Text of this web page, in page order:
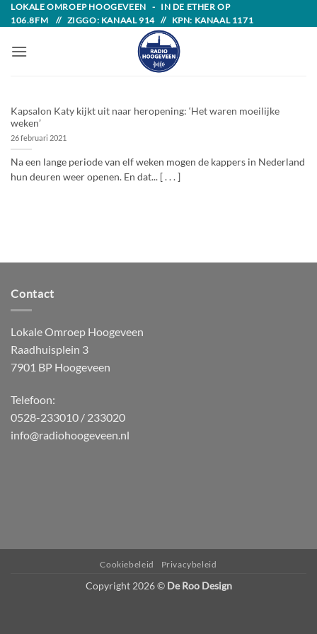
Skip
to
content
LOKALE OMROEP HOOGEVEEN - IN DE ETHER OP
106.8FM // ZIGGO: KANAAL 914 // KPN: KANAAL 1171
Kapsalon Katy kijkt uit naar heropening: ‘Het waren moeilijke
weken’
26 februari 2021
Na een lange periode van elf weken mogen de kappers in Nederland
hun deuren weer openen. En dat... [ . . . ]
Contact
Lokale Omroep Hoogeveen
Raadhuisplein 3
7901 BP Hoogeveen
Telefoon:
0528-233010 / 233020
info@radiohoogeveen.nl
Cookiebeleid Privacybeleid
Copyright 2026 © De Roo Design